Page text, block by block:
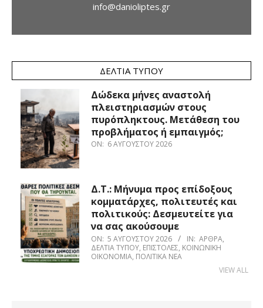
info@danioliptes.gr
ΔΕΛΤΊΑ ΤΎΠΟΥ
Δώδεκα μήνες αναστολή
πλειστηριασμών στους
πυρόπληκτους. Μετάθεση του
προβλήματος ή εμπαιγμός;
ON: 6 ΑΥΓΟΎΣΤΟΥ 2026
Δ.Τ.: Μήνυμα προς επίδοξους
κομματάρχες, πολιτευτές και
πολιτικούς: Δεσμευτείτε για
να σας ακούσουμε
ON: 5 ΑΥΓΟΎΣΤΟΥ 2026 IN: ΆΡΘΡΑ,
ΔΕΛΤΊΑ ΤΎΠΟΥ, ΕΠΙΣΤΟΛΈΣ, ΚΟΙΝΩΝΙΚΉ
ΟΙΚΟΝΟΜΊΑ, ΠΟΛΙΤΙΚΆ ΝΈΑ
VIEW ALL